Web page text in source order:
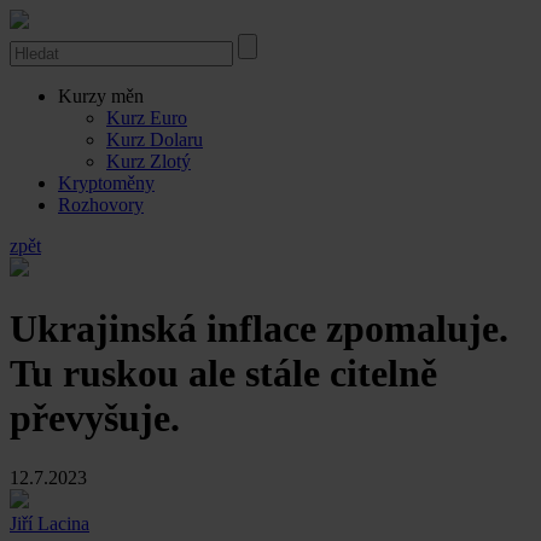
Kurzy měn
Kurz Euro
Kurz Dolaru
Kurz Zlotý
Kryptoměny
Rozhovory
zpět
Ukrajinská inflace zpomaluje.
Tu ruskou ale stále citelně
převyšuje.
12.7.2023
Jiří Lacina